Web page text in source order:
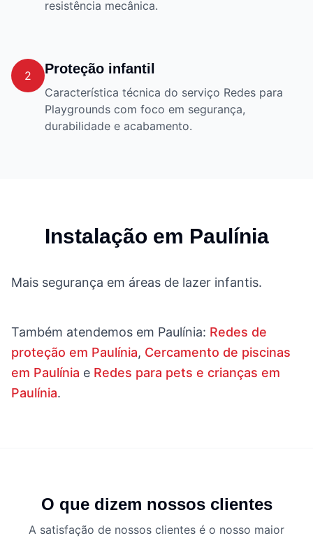
resistência mecânica.
2 Proteção infantil
Característica técnica do serviço Redes para
Playgrounds com foco em segurança,
durabilidade e acabamento.
Instalação em Paulínia
Mais segurança em áreas de lazer infantis.
Também atendemos em Paulínia: Redes de
proteção em Paulínia, Cercamento de piscinas
em Paulínia e Redes para pets e crianças em
Paulínia.
O que dizem nossos clientes
A satisfação de nossos clientes é o nosso maior